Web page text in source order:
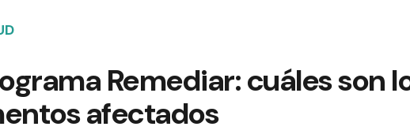
Remediar: cuáles son
afectados